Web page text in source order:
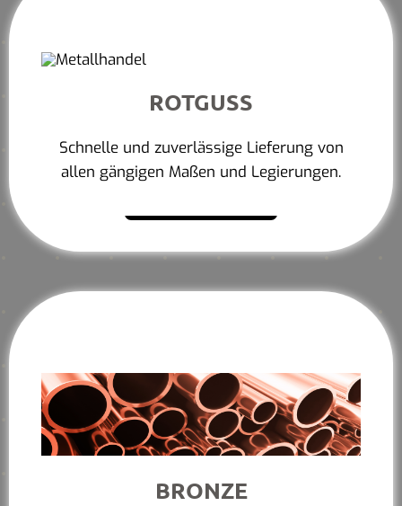
ROTGUSS
Schnelle und zuverlässige Lieferung von
allen gängigen Maßen und Legierungen.
BRONZE